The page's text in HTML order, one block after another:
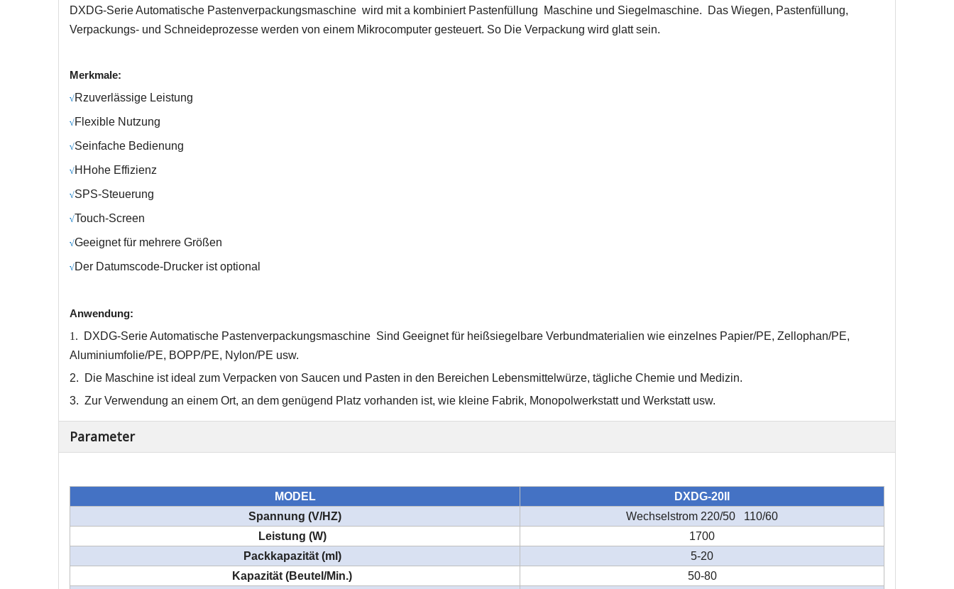
DXDG-SerieAutomatische Pastenverpackungsmaschine wird mit a kombiniert Pastenfüllung Maschine und Siegelmaschine. Das Wiegen, Pastenfüllung,
Verpackungs- und Schneideprozesse werden von einem Mikrocomputer gesteuert. So Die Verpackung wird glatt sein.
Merkmale:
√Rzuverlässige Leistung
√Fl exible Nutzung
√Seinfache Bedienung
√H Hohe Effizienz
√SPS-Steuerung
√Touch-Screen
√Geeignet für mehrere Größen
√Der Datumscode-Drucker ist optional
Anwendung:
1.
DXDG-SerieAutomatische Pastenverpackungsmaschine Sind Geeignet für heißsiegelbare Verbundmaterialien wie einzelnes Papier/PE, Zellophan/PE,
Aluminiumfolie/PE, BOPP/PE, Nylon/PE usw.
2.
Die Maschine ist ideal zum Verpacken von Saucen und Pasten in den Bereichen Lebensmittelwürze, tägliche Chemie und Medizin.
3. Zur Verwendung an einem Ort, an dem genügend Platz vorhanden ist, wie kleine Fabrik, Monopolwerkstatt und Werkstatt usw.
Parameter
MODEL
DXDG-20II
Spannung (V/HZ)
Wechselstrom 220/50 110/60
Leistung (W)
1700
Packkapazität (ml)
5-20
Kapazität (Beutel/Min.)
50-80